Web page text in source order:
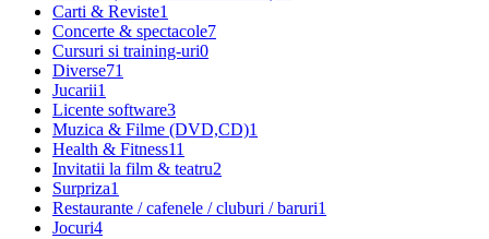
Carti & Reviste1
Concerte & spectacole7
Cursuri si training-uri0
Diverse71
Jucarii1
Licente software3
Muzica & Filme (DVD,CD)1
Health & Fitness11
Invitatii la film & teatru2
Surpriza1
Restaurante / cafenele / cluburi / baruri1
Jocuri4